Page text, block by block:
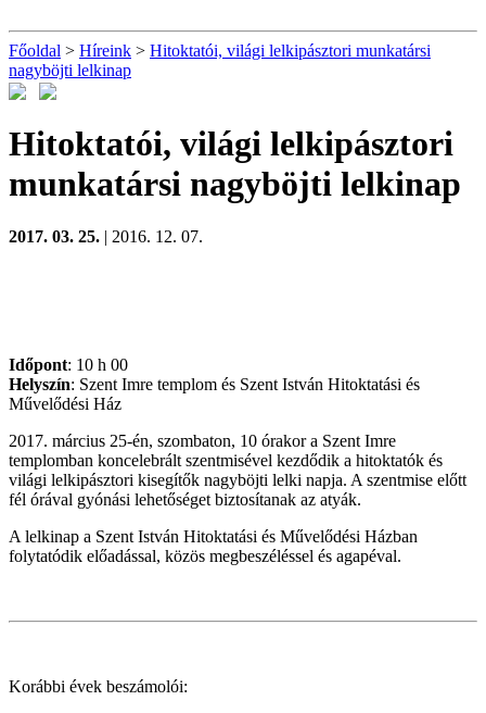
Főoldal > Híreink > Hitoktatói, világi lelkipásztori munkatársi
nagyböjti lelkinap
Hitoktatói, világi lelkipásztori
munkatársi nagyböjti lelkinap
2017. 03. 25. | 2016. 12. 07.
Időpont: 10 h 00
Helyszín: Szent Imre templom és Szent István Hitoktatási és
Művelődési Ház
2017. március 25-én, szombaton, 10 órakor a Szent Imre
templomban koncelebrált szentmisével kezdődik a hitoktatók és
világi lelkipásztori kisegítők nagyböjti lelki napja. A szentmise előtt
fél órával gyónási lehetőséget biztosítanak az atyák.
A lelkinap a Szent István Hitoktatási és Művelődési Házban
folytatódik előadással, közös megbeszéléssel és agapéval.
Korábbi évek beszámolói: